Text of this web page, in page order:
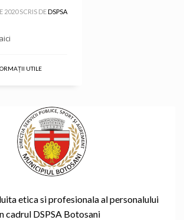
2020 SCRIS DEDSPSA
UTILE
etica si profesionala al personalului
cadrul DSPSA Botosani